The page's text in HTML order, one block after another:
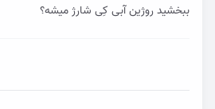
ببخشید روژین آبی کِی شارژ میشه؟